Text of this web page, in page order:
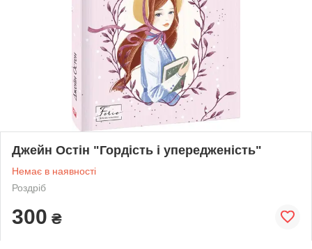
Джейн Остін "Гордість і упередженість"
Немає в наявності
Роздріб
300 ₴